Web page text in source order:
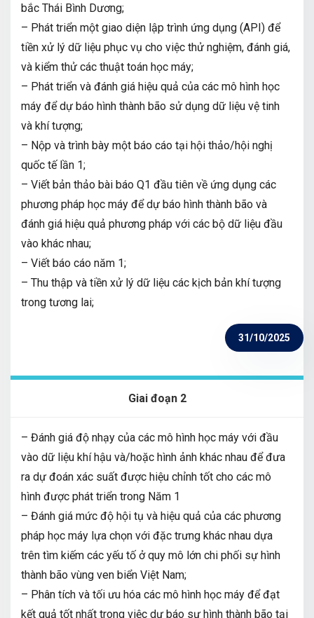
bắc Thái Bình Dương;
– Phát triển một giao diện lập trình ứng dụng (API) để
tiền xử lý dữ liệu phục vụ cho việc thử nghiệm, đánh giá,
và kiểm thử các thuật toán học máy;
– Phát triển và đánh giá hiệu quả của các mô hình học
máy để dự báo hình thành bão sử dụng dữ liệu vệ tinh
và khí tượng;
– Nộp và trình bày một báo cáo tại hội thảo/hội nghị
quốc tế lần 1;
– Viết bản thảo bài báo Q1 đầu tiên về ứng dụng các
phương pháp học máy để dự báo hình thành bão và
đánh giá hiệu quả phương pháp với các bộ dữ liệu đầu
vào khác nhau;
– Viết báo cáo năm 1;
– Thu thập và tiền xử lý dữ liệu các kịch bản khí tượng
trong tương lai;
31/10/2025
Giai đoạn 2
– Đánh giá độ nhạy của các mô hình học máy với đầu
vào dữ liệu khí hậu và/hoặc hình ảnh khác nhau để đưa
ra dự đoán xác suất được hiệu chỉnh tốt cho các mô
hình được phát triển trong Năm 1
– Đánh giá mức độ hội tụ và hiệu quả của các phương
pháp học máy lựa chọn với đặc trưng khác nhau dựa
trên tìm kiếm các yếu tố ở quy mô lớn chi phối sự hình
thành bão vùng ven biển Việt Nam;
– Phân tích và tối ưu hóa các mô hình học máy để đạt
kết quả tốt nhất trong việc dự báo sự hình thành bão tại